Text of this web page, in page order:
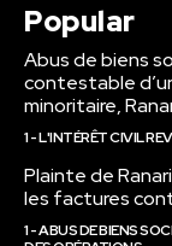
Popular
Abus de biens
contestable
minoritaire,
1 - L'INTÉRÊT CIVIL
Plainte de
les factures
1 - ABUS DE BIENS